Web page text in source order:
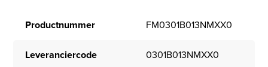
Productnummer FM0301B013NMXX0
Leveranciercode 0301B013NMXX0